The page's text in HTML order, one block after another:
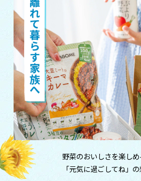
野菜のおいしさを楽し
「元気に過ごしてね」